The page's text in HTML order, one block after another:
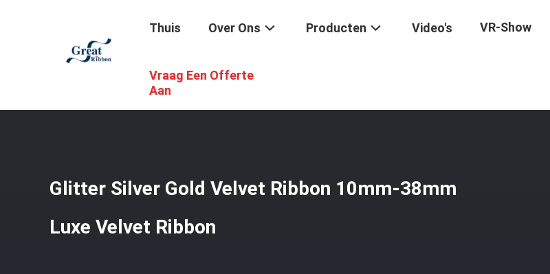
Thuis Over Ons Producten Video's VR-Show
Vraag Een Offerte
Aan
Fluweellint / Glitter Silver Gold Velvet Ribbon 10mm-38mm Luxe Velvet Ribbon
Glitter Silver Gold Velvet Ribbon 10mm-38mm
Luxe Velvet Ribbon